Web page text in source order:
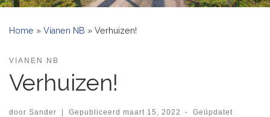
Home » Vianen NB » Verhuizen!
VIANEN NB
Verhuizen!
door Sander | Gepubliceerd maart 15, 2022 -
Geüpdatet